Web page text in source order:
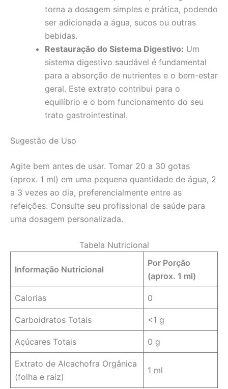
torna a dosagem simples e prática, podendo
ser adicionada a água, sucos ou outras
bebidas.
Restauração do Sistema Digestivo: Um
sistema digestivo saudável é fundamental
para a absorção de nutrientes e o bem-estar
geral. Este extrato contribui para o
equilíbrio e o bom funcionamento do seu
trato gastrointestinal.
Sugestão de Uso
Agite bem antes de usar. Tomar 20 a 30 gotas
(aprox. 1 ml) em uma pequena quantidade de água, 2
a 3 vezes ao dia, preferencialmente entre as
refeições. Consulte seu profissional de saúde para
uma dosagem personalizada.
Tabela Nutricional
Informação Nutricional
Por Porção
(aprox. 1 ml)
Calorias 0
Carboidratos Totais <1 g
Açúcares Totais 0 g
Extrato de Alcachofra Orgânica
(folha e raiz)
1 ml